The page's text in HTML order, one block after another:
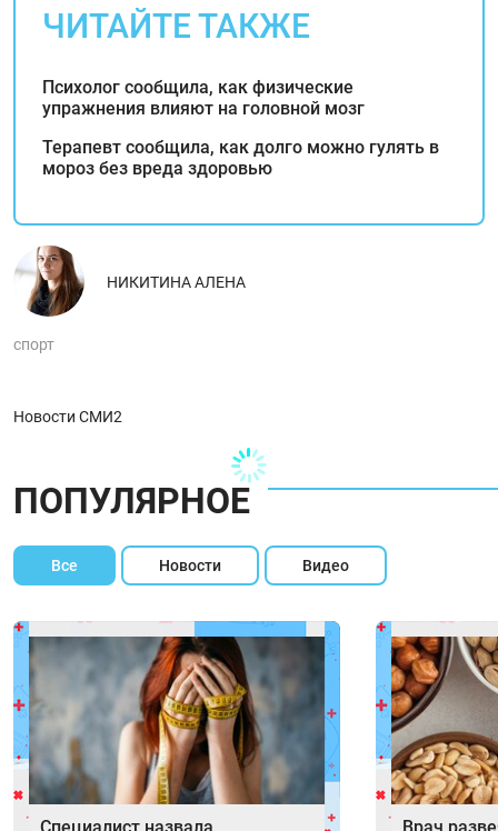
ЧИТАЙТЕ ТАКЖЕ
Психолог сообщила, как физические
упражнения влияют на головной мозг
Терапевт сообщила, как долго можно гулять в
мороз без вреда здоровью
НИКИТИНА АЛЕНА
спорт
Новости СМИ2
ПОПУЛЯРНОЕ
Все Новости Видео